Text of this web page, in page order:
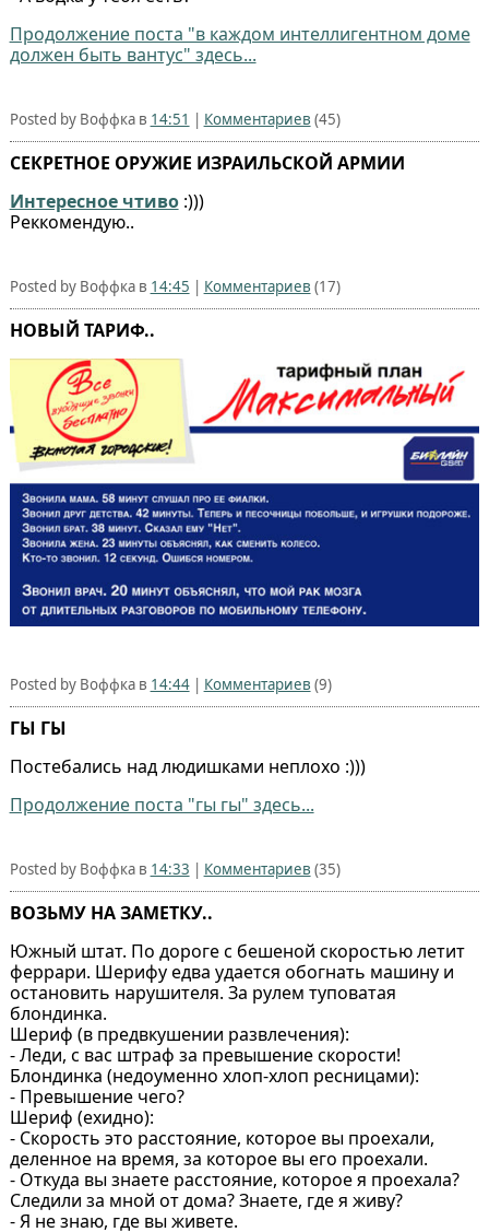
Продолжение поста "в каждом интеллигентном доме
должен быть вантус" здесь...
Posted by Воффка в 14:51 | Комментариев (45)
СЕКРЕТНОЕ ОРУЖИЕ ИЗРАИЛЬСКОЙ АРМИИ
Интересное чтиво:)))
Реккомендую..
Posted by Воффка в 14:45 | Комментариев (17)
НОВЫЙ ТАРИФ..
Posted by Воффка в 14:44| Комментариев (9)
ГЫ ГЫ
Постебались над людишками неплохо :)))
Продолжение поста "гы гы" здесь...
Posted by Воффка в 14:33 | Комментариев (35)
ВОЗЬМУ НА ЗАМЕТКУ..
Южный штат. По дороге с бешеной скоростью летит
феррари. Шерифу едва удается обогнать машину и
остановить нарушителя. За рулем туповатая
блондинка.
Шериф (в предвкушении развлечения):
- Леди, с вас штраф за превышение скорости!
Блондинка (недоуменно хлоп-хлоп ресницами):
- Превышение чего?
Шериф (ехидно):
- Скорость это расстояние, которое вы проехали,
деленное на время, за которое вы его проехали.
- Откуда вы знаете расстояние, которое я проехала?
Следили за мной от дома? Знаете, где я живу?
- Я не знаю, где вы живете.